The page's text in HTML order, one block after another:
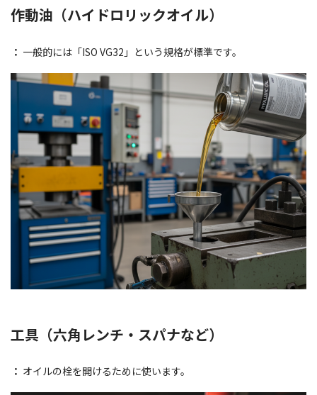
作動油（ハイドロリックオイル）
： 一般的には「ISO VG32」という規格が標準です。
工具（六角レンチ・スパナなど）
： オイルの栓を開けるために使います。